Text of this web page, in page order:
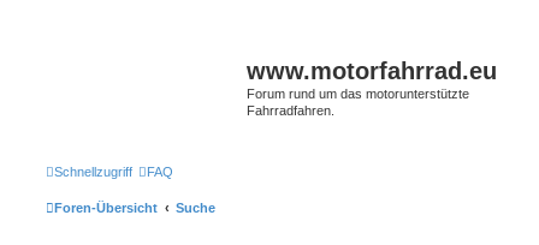
www.motorfahrrad.eu
Forum rund um das motorunterstützte
Fahrradfahren.
Schnellzugriff FAQ
Foren-Übersicht Suche